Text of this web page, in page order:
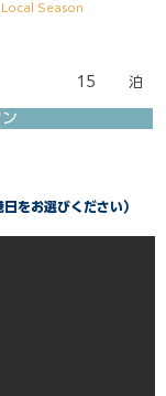
Season
15 泊
をお選びください）